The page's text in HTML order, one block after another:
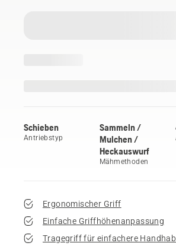
Schieben
Antriebstyp
Sammeln /
Mulchen /
Heckauswurf
Mähmethoden
Ergonomischer Griff
Einfache Griffhöhenanpassung
Tragegriff für einfachere